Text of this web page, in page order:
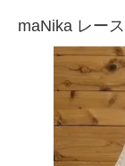
maNika レー